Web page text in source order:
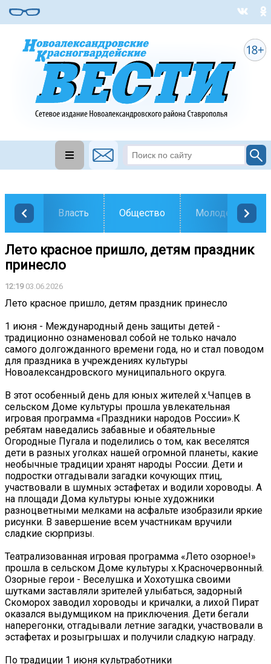
Власть Общество Молодежь
Лето красное пришло, детям праздник
принесло
12:1903.06.2026
Лето красное пришло, детям праздник принесло
1 июня - Международный день защиты детей -
традиционно ознаменовал собой не только начало
самого долгожданного времени года, но и стал поводом
для праздника в учреждениях культуры
Новоалександровского муниципального округа.
‍В этот особенный день для юных жителей х.Чапцев в
сельском Доме культуры прошла увлекательная
игровая программа «Праздники народов России».К
ребятам наведались забавные и обаятельные
Огородные Пугала и поделились о том, как веселятся
дети в разных уголках нашей огромной планеты, какие
необычные традиции хранят народы России. Дети и
подростки отгадывали загадки кочующих птиц,
участвовали в шумных эстафетах и водили хороводы. А
на площади Дома культуры юные художники
разноцветными мелками на асфальте изобразили яркие
рисунки. В завершение всем участникам вручили
сладкие сюрпризы.
Театрализованная игровая программа «Лето озорное!»
прошла в сельском Доме культуры х.Красночервонный.
Озорные герои - Веселушка и Хохотушка своими
шутками заставляли зрителей улыбаться, задорный
Скоморох заводил хороводы и кричалки, а лихой Пират
оказался выдумщиком на приключения. Дети бегали
наперегонки, отгадывали летние загадки, участвовали в
эстафетах и розыгрышах и получили сладкую награду.
По традиции 1 июня культработники